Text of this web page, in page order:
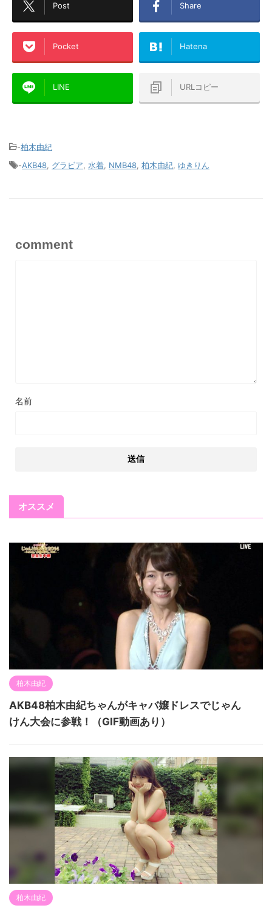
Post Share
Pocket Hatena
LINE URLコピー
-柏木由紀
-AKB48 グラビア 水着 NMB48 柏木由紀 ゆきりん
comment
名前
オススメ
柏木由紀
AKB48柏木由紀ちゃんがキャバ嬢ドレスでじゃん
けん大会に参戦！（GIF動画あり）
柏木由紀